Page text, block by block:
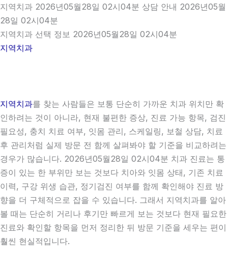
지역치과 2026년05월28일 02시04분 상담 안내 2026년05월
28일 02시04분
지역치과 선택 정보 2026년05월28일 02시04분
지역치과
지역치과를 찾는 사람들은 보통 단순히 가까운 치과 위치만 확
인하려는 것이 아니라, 현재 불편한 증상, 진료 가능 항목, 검진
필요성, 충치 치료 여부, 잇몸 관리, 스케일링, 보철 상담, 치료
후 관리처럼 실제 방문 전 함께 살펴봐야 할 기준을 비교하려는
경우가 많습니다. 2026년05월28일 02시04분 치과 진료는 통
증이 있는 한 부위만 보는 것보다 치아와 잇몸 상태, 기존 치료
이력, 구강 위생 습관, 정기검진 여부를 함께 확인해야 진료 방
향을 더 구체적으로 잡을 수 있습니다. 그래서 지역치과를 알아
볼 때는 단순히 거리나 후기만 빠르게 보는 것보다 현재 필요한
진료와 확인할 항목을 먼저 정리한 뒤 방문 기준을 세우는 편이
훨씬 현실적입니다.